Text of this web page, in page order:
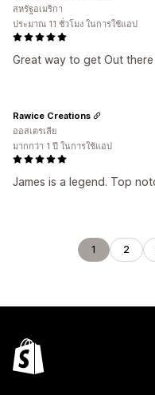
Great way to get Out
สหรัฐอเมริกา
ประมาณ 11 ชั่วโมง ในการใช้แอป
James is a legend. Top
Rawice Creations
ออสเตรเลีย
มากกว่า 1 ปี ในการใช้แอป
1 2